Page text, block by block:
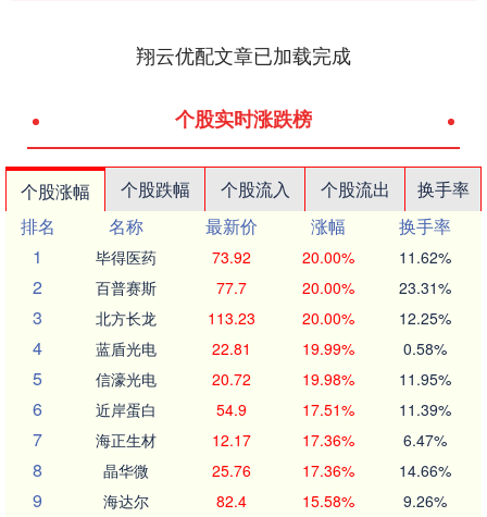
翔云优配文章已加载完成
个股实时涨跌榜
个股涨幅 个股跌幅 个股流入 个股流出
换手率
排名
名称 最新价 涨幅
换手率
1
毕得医药 73.92 20.00% 11.62%
2 百普赛斯 77.7 20.00% 23.31%
3 北方长龙 113.23 20.00% 12.25%
4 蓝盾光电 22.81 19.99% 0.58%
5 信濠光电 20.72 19.98% 11.95%
6 近岸蛋白 54.9 17.51% 11.39%
7 海正生材 12.17 17.36% 6.47%
8 晶华微 25.76 17.36% 14.66%
9 海达尔 82.4 15.58% 9.26%